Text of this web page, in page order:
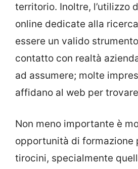
territorio. Inoltre, l’utilizzo
online dedicate alla
essere un valido
contatto con realtà
ad assumere; molte
affidano al web per
Non meno importante è
opportunità di formazione
tirocini, specialmente